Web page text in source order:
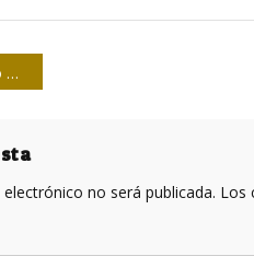
no será publicada. Los